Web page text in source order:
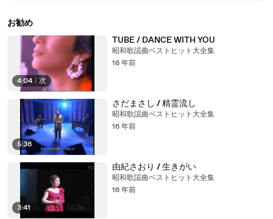
お勧め
4:04 次
TUBE / DANCE WITH YOU
昭和歌謡曲ベストヒット大全集
16 年前
5:36
さだまさし / 精霊流し
昭和歌謡曲ベストヒット大全集
16 年前
3:41
由紀さおり / 生きがい
昭和歌謡曲ベストヒット大全集
16 年前